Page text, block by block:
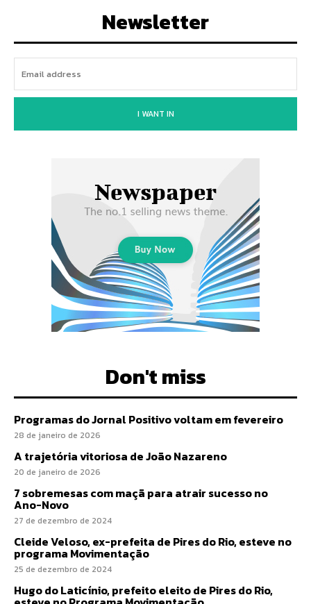
Newsletter
I WANT IN
Don't miss
Programas do Jornal Positivo voltam em fevereiro
28 de janeiro de 2026
A trajetória vitoriosa de João Nazareno
20 de janeiro de 2026
7 sobremesas com maçã para atrair sucesso no
Ano-Novo
27 de dezembro de 2024
Cleide Veloso, ex-prefeita de Pires do Rio, esteve no
programa Movimentação
25 de dezembro de 2024
Hugo do Laticínio, prefeito eleito de Pires do Rio,